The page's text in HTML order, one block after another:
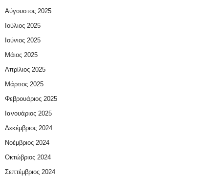
Αύγουστος 2025
Ιούλιος 2025
Ιούνιος 2025
Μάιος 2025
Απρίλιος 2025
Μάρτιος 2025
Φεβρουάριος 2025
Ιανουάριος 2025
Δεκέμβριος 2024
Νοέμβριος 2024
Οκτώβριος 2024
Σεπτέμβριος 2024